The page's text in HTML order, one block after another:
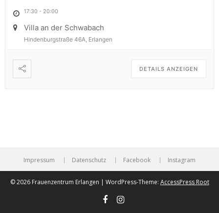
17:30 - 20:00
Villa an der Schwabach
Hindenburgstraße 46A, Erlangen
DETAILS ANZEIGEN
Impressum Datenschutz Facebook Instagram
© 2026 Frauenzentrum Erlangen | WordPress-Theme: AccessPress Root